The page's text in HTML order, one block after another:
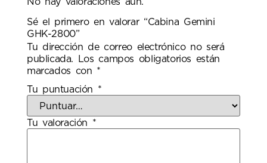
Sé el primero en valorar “Cabina Gemini
GHK-2800”
Tu dirección de correo electrónico no será
publicada.
Los campos obligatorios están
marcados con *
Tu puntuación *
Tu valoración *